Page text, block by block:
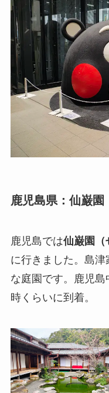
鹿児島県：仙巌園
鹿児島では仙巌園（
に行きました。島
な庭園です。鹿児
時くらいに到着。